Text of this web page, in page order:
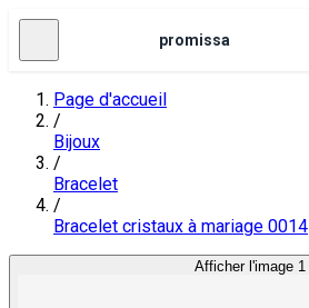
promissa
Page d'accueil
/
Bijoux
/
Bracelet
/
Bracelet cristaux à mariage 0014
Afficher l'image 1